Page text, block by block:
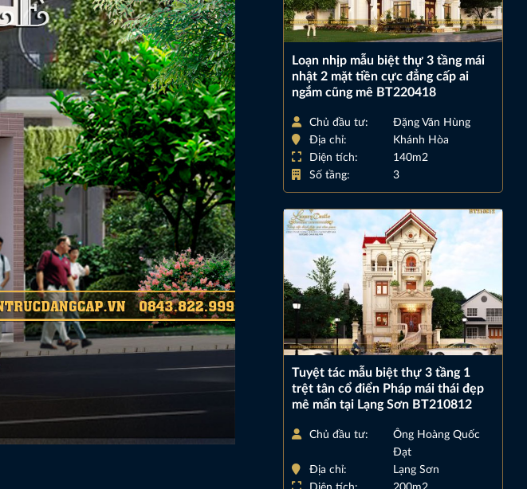
Loạn nhịp mẫu biệt thự 3 tầng mái
nhật 2 mặt tiền cực đẳng cấp ai
ngắm cũng mê BT220418
Chủ đầu tư:
Đặng Văn Hùng
Địa chỉ:
Khánh Hòa
Diện tích:
140m2
Số tầng:
3
Tuyệt tác mẫu biệt thự 3 tầng 1
trệt tân cổ điển Pháp mái thái đẹp
mê mẩn tại Lạng Sơn BT210812
Chủ đầu tư:
Ông Hoàng Quốc
Đạt
Địa chỉ:
Lạng Sơn